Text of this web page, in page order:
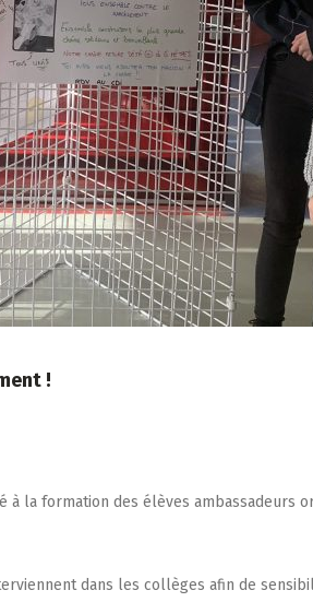
!
la formation des élèves ambassadeurs
dans les collèges afin de